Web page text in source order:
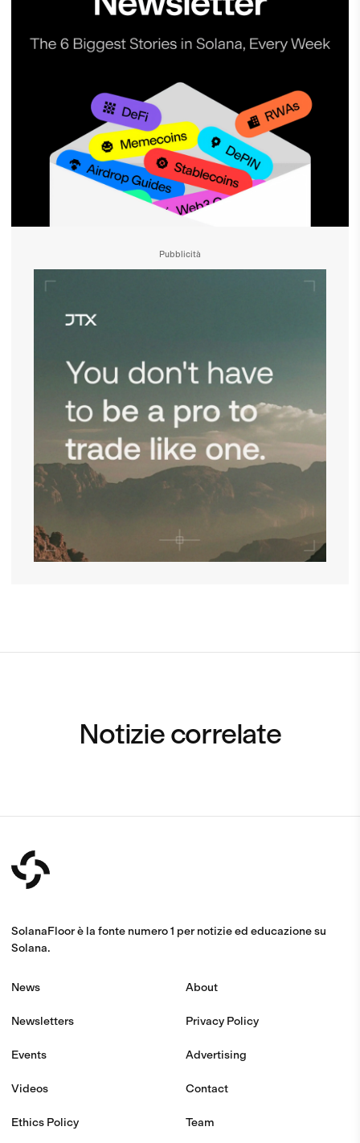
Pubblicità
Notizie correlate
SolanaFloor è la fonte numero 1 per notizie ed educazione su
Solana.
News
Newsletters
Events
Videos
Ethics Policy
About
Privacy Policy
Advertising
Contact
Team